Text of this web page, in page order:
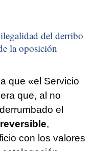
del derribo
la oposición
que «el Servicio
que, al no
el
,
con los valores